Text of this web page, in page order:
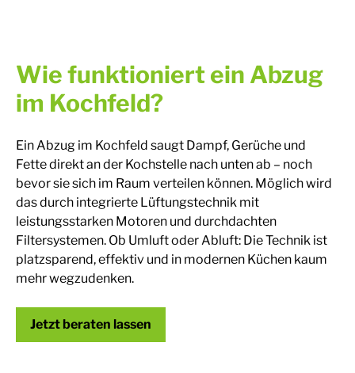
Wie funktioniert ein Abzug
im Kochfeld?
Ein Abzug im Kochfeld saugt Dampf, Gerüche und
Fette direkt an der Kochstelle nach unten ab – noch
bevor sie sich im Raum verteilen können. Möglich wird
das durch integrierte Lüftungstechnik mit
leistungsstarken Motoren und durchdachten
Filtersystemen. Ob Umluft oder Abluft: Die Technik ist
platzsparend, effektiv und in modernen Küchen kaum
mehr wegzudenken.
Jetzt beraten lassen